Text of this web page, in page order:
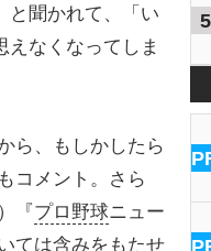
と聞かれて、「い
えなくなってしま
ら、もしかしたら
コメント。さら
『プロ野球ニュー
ては含みをもたせ
5